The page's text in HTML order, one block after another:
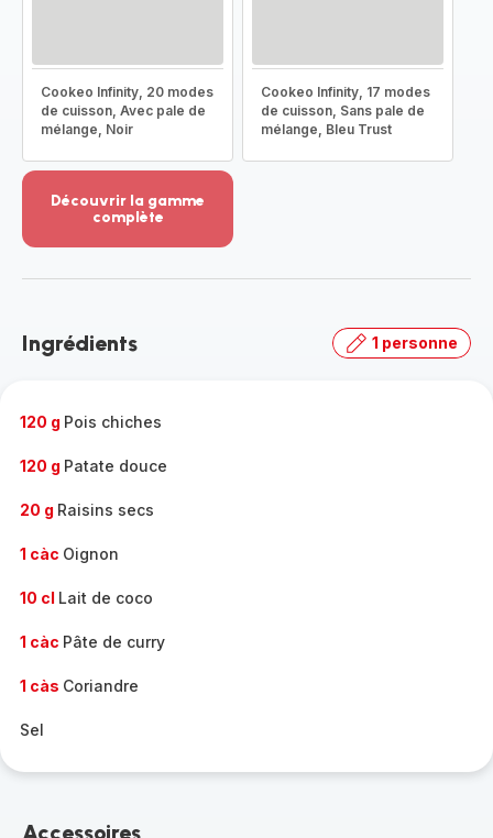
Cookeo Infinity, 20 modes
de cuisson, Avec pale de
mélange, Noir
Cookeo Infinity, 17 modes
de cuisson, Sans pale de
mélange, Bleu Trust
Découvrir la gamme
complète
-
gamme
Ingrédients 1 personne
120 g Pois chiches
120 g Patate douce
20 g Raisins secs
1 càc Oignon
10 cl Lait de coco
1 càc Pâte de curry
1 càs Coriandre
Sel
Accessoires